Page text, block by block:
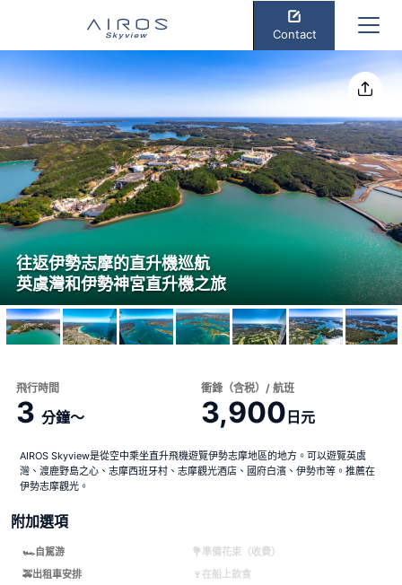
Contact
往返伊勢志摩的直升機巡航
英虞灣和伊勢神宮直升機之旅
飛行時間
3 分鐘〜
衝鋒（含税）/ 航班
3,900 日元
AIROS Skyview是從空中乘坐直升飛機遊覽伊勢志摩地區的地方。可以遊覽英虞
灣、渡鹿野島之心、志摩西班牙村、志摩觀光酒店、國府白濱、伊勢市等。推薦在
伊勢志摩觀光。
附加選項
🏎自駕游
💐準備花束（收費）
🚕出租車安排
🍷在船上飲食